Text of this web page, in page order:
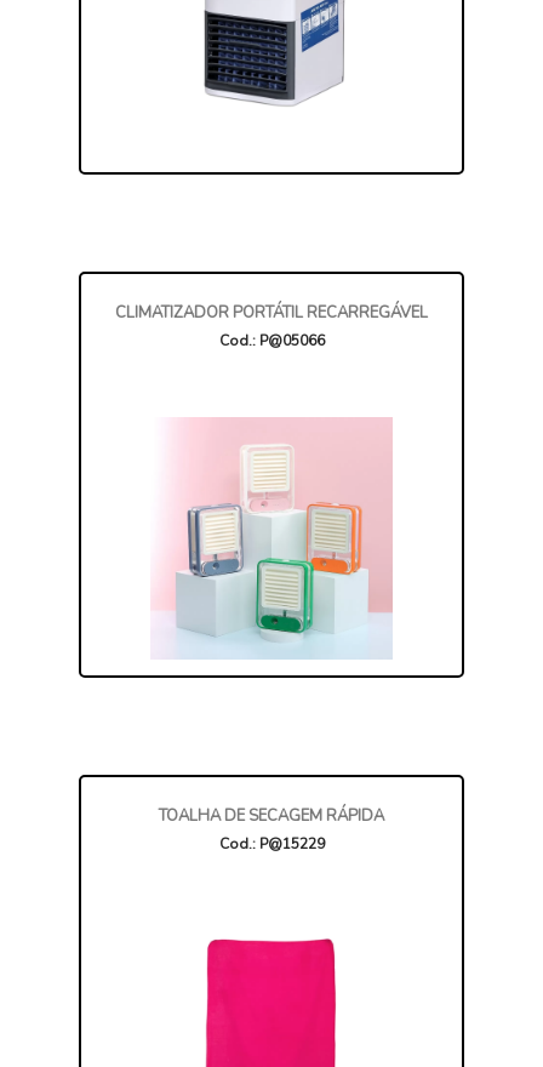
CLIMATIZADOR PORTÁTIL RECARREGÁVEL
Cod.: P@05066
TOALHA DE SECAGEM RÁPIDA
Cod.: P@15229